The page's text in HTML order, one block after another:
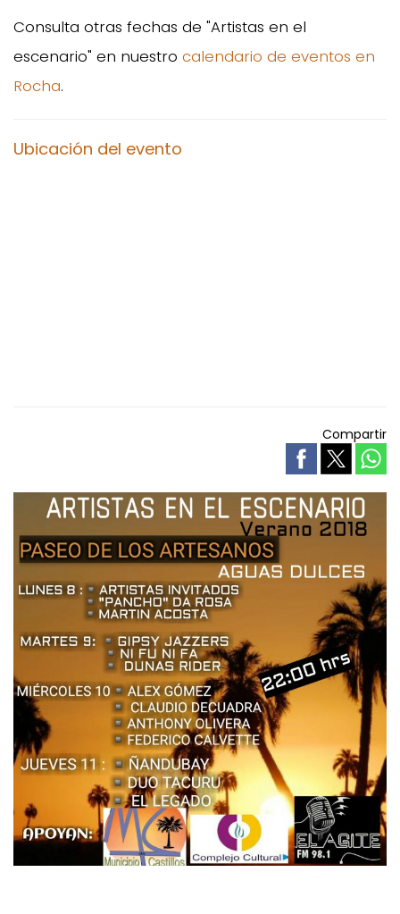
Consulta otras fechas de "Artistas en el
escenario" en nuestro calendario de eventos en
Rocha.
Ubicación del evento
Compartir